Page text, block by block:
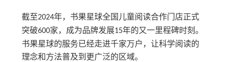
截至2024年，书果星球全国儿童阅读合作门店正式
突破600家，成为品牌发展15年的又一里程碑时刻。
书果星球的服务已经走进千家万户，让科学阅读的
理念和方法普及到更广泛的区域。